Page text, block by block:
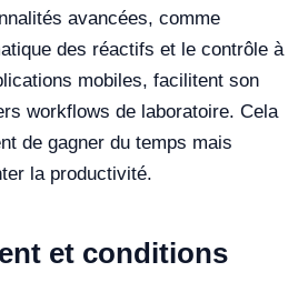
avancées, comme
des réactifs et le contrôle à
mobiles, facilitent son
workflows de laboratoire. Cela
de gagner du temps mais
la productivité.
et conditions